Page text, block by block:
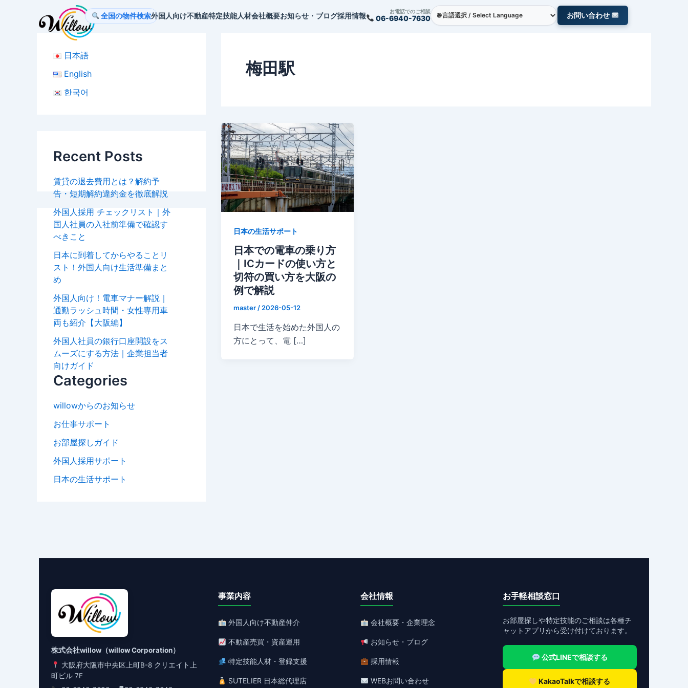
全国の物件検索外国人向け不動産特定技能人材会社概要お知らせ・ブログ採用情報
お電話でのご相談
06-6940-7630 お問い合わせ
日本語
English
한국어
Recent Posts
賃貸の退去費用とは？解約予
告・短期解約違約金を徹底解説
外国人採用 チェックリスト｜外
国人社員の入社前準備で確認す
べきこと
日本に到着してからやることリ
スト！外国人向け生活準備まと
め
外国人向け！電車マナー解説｜
通勤ラッシュ時間・女性専用車
両も紹介【大阪編】
外国人社員の銀行口座開設をス
ムーズにする方法｜企業担当者
向けガイド
Categories
willowからのお知らせ
お仕事サポート
お部屋探しガイド
外国人採用サポート
日本の生活サポート
梅田駅
日本の生活サポート
日本での電車の乗り方
｜ICカードの使い方と
切符の買い方を大阪の
例で解説
master/2026-05-12
日本で生活を始めた外国人の
方にとって、電 […]
株式会社willow（willow Corporation）
大阪府大阪市中央区上町B-8 クリエイト上
町ビル 7F
事業内容
外国人向け不動産仲介
不動産売買・資産運用
特定技能人材・登録支援
SUTELIER 日本総代理店
会社情報
会社概要・企業理念
お知らせ・ブログ
採用情報
WEBお問い合わせ
お手軽相談窓口
お部屋探しや特定技能のご相談は各種チ
ャットアプリから受け付けております。
公式LINEで相談する
KakaoTalkで相談する